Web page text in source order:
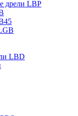
дрели LBP
LBD